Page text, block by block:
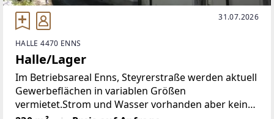
31.07.2026
HALLE 4470 ENNS
Halle/Lager
Im Betriebsareal Enns, Steyrerstraße werden aktuell
Gewerbeflächen in variablen Größen
vermietet.Strom und Wasser vorhanden aber keine